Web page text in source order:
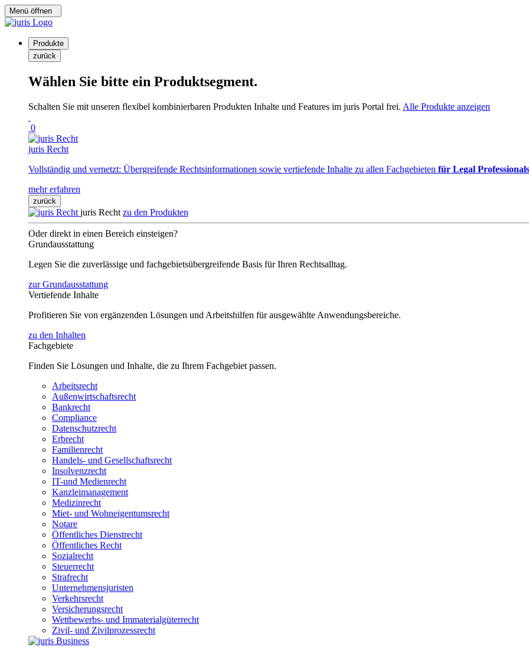
Menü öffnen
Produkte
zurück
Wählen Sie bitte ein Produktsegment.
Schalten Sie mit unseren flexibel kombinierbaren Produkten Inhalte und Features im juris Portal frei. Alle Produkte anzeigen
0
juris Recht
Vollständig und vernetzt: Übergreifende Rechtsinformationen sowie vertiefende Inhalte zu allen Fachgebieten für Legal Professionals
mehr erfahren
zurück
juris Recht zu den Produkten
Oder direkt in einen Bereich einsteigen?
Grundausstattung
Legen Sie die zuverlässige und fachgebietsübergreifende Basis für Ihren Rechtsalltag.
zur Grundausstattung
Vertiefende Inhalte
Profitieren Sie von ergänzenden Lösungen und Arbeitshilfen für ausgewählte Anwendungsbereiche.
zu den Inhalten
Fachgebiete
Finden Sie Lösungen und Inhalte, die zu Ihrem Fachgebiet passen.
Arbeitsrecht
Außenwirtschaftsrecht
Bankrecht
Compliance
Datenschutzrecht
Erbrecht
Familienrecht
Handels- und Gesellschaftsrecht
Insolvenzrecht
IT-und Medienrecht
Kanzleimanagement
Medizinrecht
Miet- und Wohneigentumsrecht
Notare
Öffentliches Dienstrecht
Öffentliches Recht
Sozialrecht
Steuerrecht
Strafrecht
Unternehmensjuristen
Verkehrsrecht
Versicherungsrecht
Wettbewerbs- und Immaterialgüterrecht
Zivil- und Zivilprozessrecht